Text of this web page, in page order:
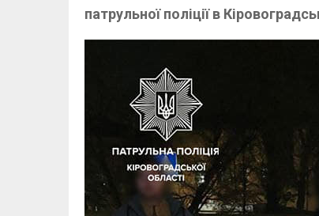
патрульної поліції в